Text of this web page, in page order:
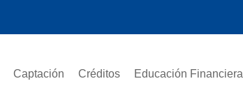
Captación Créditos Educación Financiera